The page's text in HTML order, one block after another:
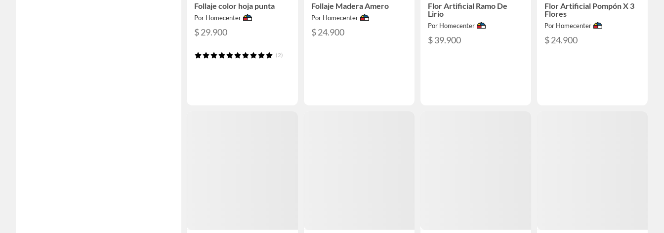
Follaje color hoja punta
Por Homecenter
$ 29.900
(2)
Follaje Madera Amero
Por Homecenter
$ 24.900
Flor Artificial Ramo De
Lirio
Por Homecenter
$ 39.900
Flor Artificial Pompón X 3
Flores
Por Homecenter
$ 24.900